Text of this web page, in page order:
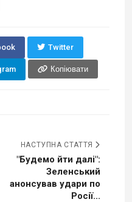
Twitter
Копіювати
НАСТУПНА СТАТТЯ
"Будемо йти далі":
Зеленський
анонсував удари по
Росії...